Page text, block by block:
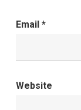
Email *
Website